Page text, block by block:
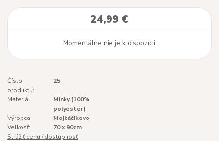
24,99 €
Momentálne nie je k dispozícii
Číslo
produktu:
25
Materiál:
Minky (100%
polyester)
Výrobca:
Mojkáčikovo
Veľkosť:
70 x 90cm
Strážiť cenu / dostupnosť